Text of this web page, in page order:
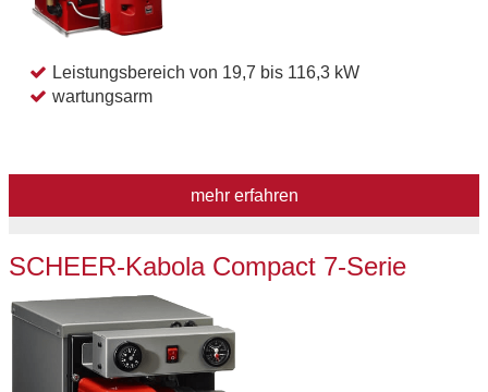
Leistungsbereich von 19,7 bis 116,3 kW
wartungsarm
mehr erfahren
SCHEER-Kabola Compact 7-Serie